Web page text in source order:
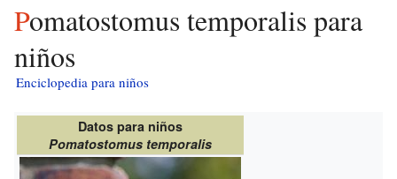
Pomatostomus temporalis para
niños
Enciclopedia para niños
Datos para niños
Pomatostomus temporalis